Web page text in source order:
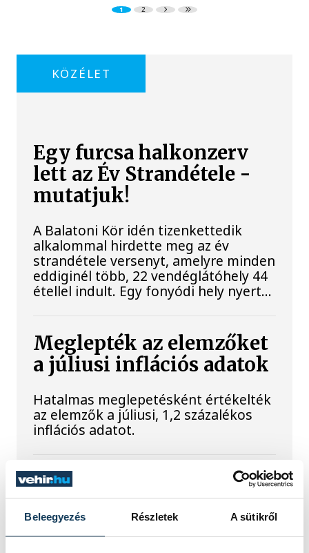
Beleegyezés Részletek A sütikről
1 2
KÖZÉLET
Egy furcsa halkonzerv
lett az Év Strandétele -
mutatjuk!
A Balatoni Kör idén tizenkettedik
alkalommal hirdette meg az év
strandétele versenyt, amelyre minden
eddiginél több, 22 vendéglátóhely 44
étellel indult. Egy fonyódi hely nyert...
Meglepték az elemzőket
a júliusi inflációs adatok
Hatalmas meglepetésként értékelték
az elemzők a júliusi, 1,2 százalékos
inflációs adatot.
Sorra kerülnek elő
világháborús leletek az
alacsony Dunából